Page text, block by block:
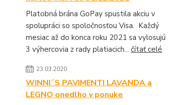
Platobná brána GoPay spustila akciu v
spolupráci so spoločnosťou Visa. Každý
mesiac až do konca roku 2021 sa vylosujú
3 výhercovia z rady platiacich... čítať celé
23.03.2020
WINNI´S PAVIMENTI LAVANDA a
LEGNO onedlho v ponuke